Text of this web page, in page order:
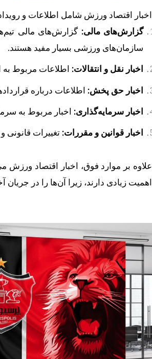
اخبار اقتصاد ورزش شامل اطلاعات و
گزارش‌های مالی: گزارش‌های مالی
سازمان‌های ورزشی بسیار مفید هستند.
اخبار نقل و انتقالات: اطلاعات مربوط به
اخبار حق پخش: اطلاعات درباره
اخبار سرمایه‌گذاری: اخبار مربوط به
اخبار قوانین و مقررات: تغییرات
علاوه بر موارد فوق، اخبار اقتصاد ورزش
اهمیت زیادی دارند، زیرا آن‌ها را در